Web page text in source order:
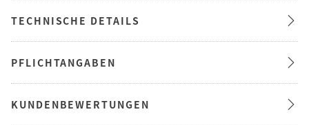
TECHNISCHE DETAILS
PFLICHTANGABEN
KUNDENBEWERTUNGEN